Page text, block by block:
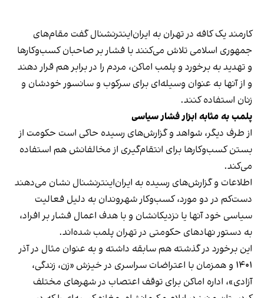
کارمند یک کافه در تهران به ایران‌اینترنشنال گفت مقام‌های
جمهوری اسلامی تلاش می‌کنند با فشار بر صاحبان کسب‌وکارها
و تهدید به برخورد و پلمب اماکن، مردم را در برابر هم قرار دهند
و از آنها به عنوان وسیله‌ای برای سرکوب و سانسور خودشان و
زنان استفاده کنند.
پلمب به مثابه ابزار فشار سیاسی
از طرف دیگر، شواهد و گزارش‌های رسیده حاکی است حکومت از
بستن کسب‌وکارها برای انتقام‌گیری از مخالفانش هم استفاده
می‌کند.
اطلاعات و گزارش‌های رسیده به ایران‌اینترنشنال نشان می‌دهند
دست‌کم در دو مورد، کسب‌وکار شهروندان به دلیل فعالیت
سیاسی خود آنها یا نزدیکانشان و با هدف اعمال فشار بر افراد،
به دستور نهادهای حکومتی در تهران پلمب شده‌اند.
این برخورد در گذشته هم سابقه داشته و به عنوان مثال در آذر
۱۴۰۱ و همزمان با اعتراضات سراسری در خیزش «زن، زندگی،
آزادی»، اداره اماکن برای توقف اعتصاب در شهرهای مختلف